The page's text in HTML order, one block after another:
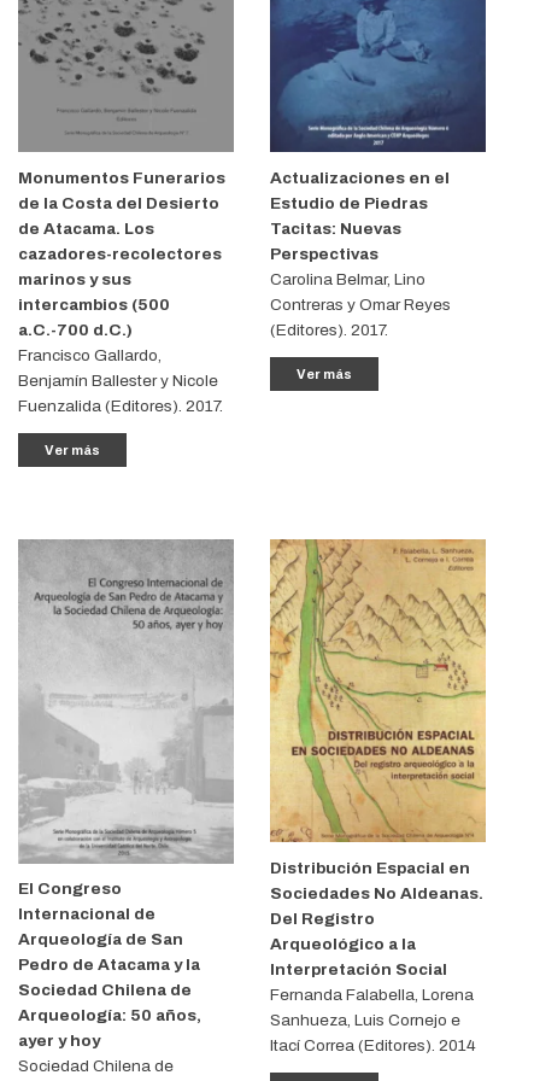
Monumentos Funerarios
de la Costa del Desierto
de Atacama. Los
cazadores-recolectores
marinos y sus
intercambios (500
a.C.-700 d.C.)
Francisco Gallardo,
Benjamín Ballester y Nicole
Fuenzalida (Editores). 2017.
Ver más
Actualizaciones en el
Estudio de Piedras
Tacitas: Nuevas
Perspectivas
Carolina Belmar, Lino
Contreras y Omar Reyes
(Editores). 2017.
Ver más
El Congreso
Internacional de
Arqueología de San
Pedro de Atacama y la
Sociedad Chilena de
Arqueología: 50 años,
ayer y hoy
Sociedad Chilena de
Distribución Espacial en
Sociedades No Aldeanas.
Del Registro
Arqueológico a la
Interpretación Social
Fernanda Falabella, Lorena
Sanhueza, Luis Cornejo e
Itací Correa (Editores). 2014